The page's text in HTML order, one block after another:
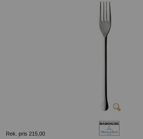
Rek. pris 215,00